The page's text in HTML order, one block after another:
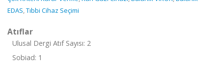
EDAS,Tıbbi Cihaz Seçimi
Atıflar
Ulusal Dergi Atıf Sayısı: 2
Sobiad: 1